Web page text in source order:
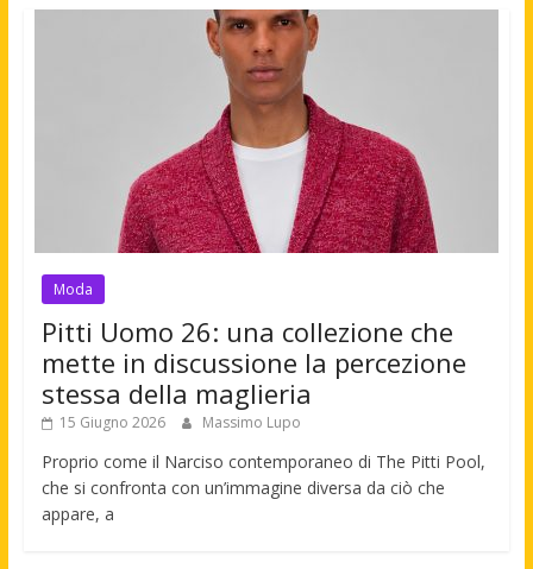
Moda
Pitti Uomo 26: una collezione che
mette in discussione la percezione
stessa della maglieria
15 Giugno 2026 Massimo Lupo
Proprio come il Narciso contemporaneo di The Pitti Pool,
che si confronta con un’immagine diversa da ciò che
appare, a